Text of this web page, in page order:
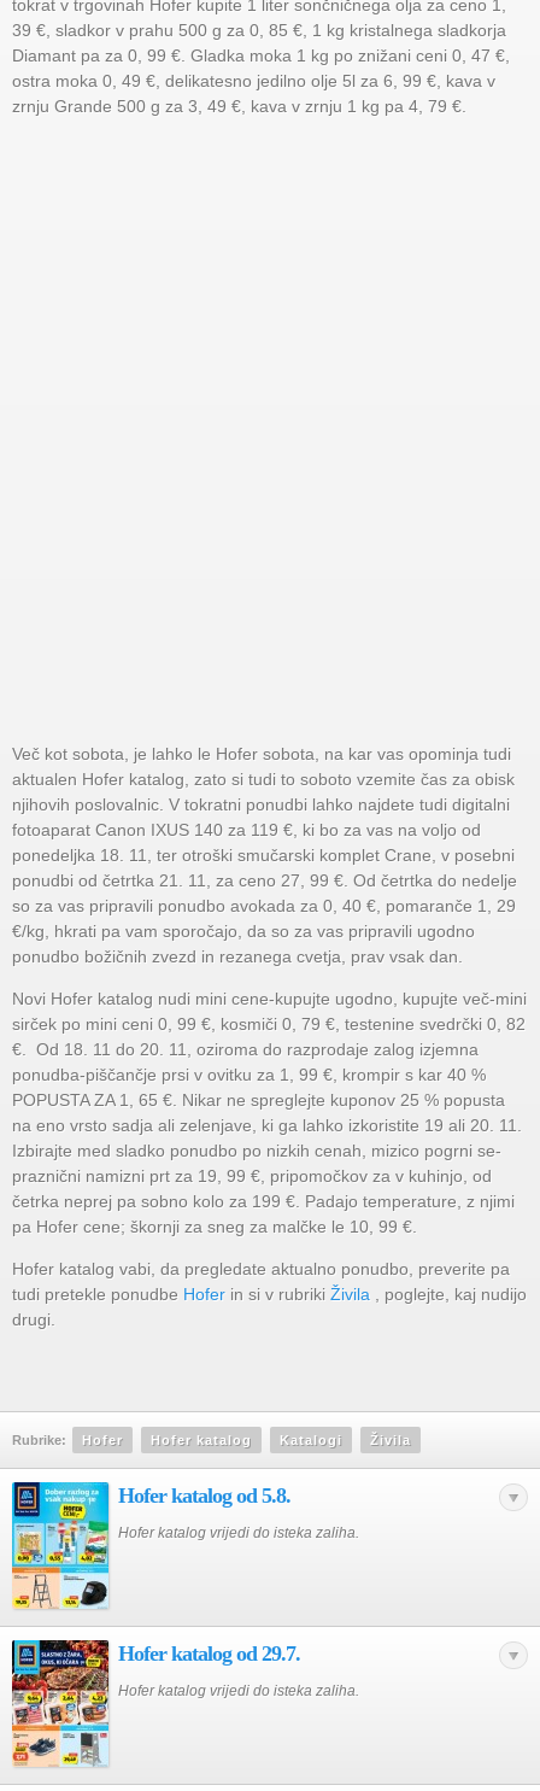
tokrat v trgovinah Hofer kupite 1 liter sončničnega olja za ceno 1,
39 €, sladkor v prahu 500 g za 0, 85 €, 1 kg kristalnega sladkorja
Diamant pa za 0, 99 €. Gladka moka 1 kg po znižani ceni 0, 47 €,
ostra moka 0, 49 €, delikatesno jedilno olje 5l za 6, 99 €, kava v
zrnju Grande 500 g za 3, 49 €, kava v zrnju 1 kg pa 4, 79 €.
Več kot sobota, je lahko le Hofer sobota, na kar vas opominja tudi
aktualen Hofer katalog, zato si tudi to soboto vzemite čas za obisk
njihovih poslovalnic. V tokratni ponudbi lahko najdete tudi digitalni
fotoaparat Canon IXUS 140 za 119 €, ki bo za vas na voljo od
ponedeljka 18. 11, ter otroški smučarski komplet Crane, v posebni
ponudbi od četrtka 21. 11, za ceno 27, 99 €. Od četrtka do nedelje
so za vas pripravili ponudbo avokada za 0, 40 €, pomaranče 1, 29
€/kg, hkrati pa vam sporočajo, da so za vas pripravili ugodno
ponudbo božičnih zvezd in rezanega cvetja, prav vsak dan.
Novi Hofer katalog nudi mini cene-kupujte ugodno, kupujte več-mini
sirček po mini ceni 0, 99 €, kosmiči 0, 79 €, testenine svedrčki 0, 82
€. Od 18. 11 do 20. 11, oziroma do razprodaje zalog izjemna
ponudba-piščančje prsi v ovitku za 1, 99 €, krompir s kar 40 %
POPUSTA ZA 1, 65 €. Nikar ne spreglejte kuponov 25 % popusta
na eno vrsto sadja ali zelenjave, ki ga lahko izkoristite 19 ali 20. 11.
Izbirajte med sladko ponudbo po nizkih cenah, mizico pogrni se-
praznični namizni prt za 19, 99 €, pripomočkov za v kuhinjo, od
četrka neprej pa sobno kolo za 199 €. Padajo temperature, z njimi
pa Hofer cene; škornji za sneg za malčke le 10, 99 €.
Hofer katalog vabi, da pregledate aktualno ponudbo, preverite pa
tudi pretekle ponudbe Hofer in si v rubriki Živila , poglejte, kaj nudijo
drugi.
Rubrike: Hofer Hofer katalog Katalogi Živila
Hofer katalog od 5.8.
Hofer katalog vrijedi do isteka zaliha.
Hofer katalog od 29.7.
Hofer katalog vrijedi do isteka zaliha.